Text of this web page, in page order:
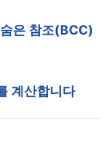
은 참조(BCC)
계산합니다